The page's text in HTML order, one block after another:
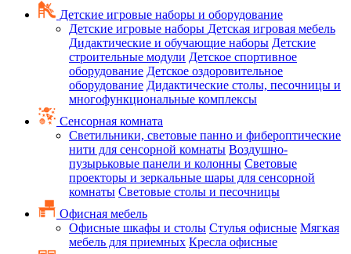
Детские игровые наборы и оборудование
Детские игровые наборы Детская игровая мебель
Дидактические и обучающие наборы Детские
строительные модули Детское спортивное
оборудование Детское оздоровительное
оборудование Дидактические столы, песочницы и
многофункциональные комплексы
Сенсорная комната
Светильники, световые панно и фибероптические
нити для сенсорной комнаты Воздушно-
пузырьковые панели и колонны Световые
проекторы и зеркальные шары для сенсорной
комнаты Световые столы и песочницы
Офисная мебель
Офисные шкафы и столы Стулья офисные Мягкая
мебель для приемных Кресла офисные